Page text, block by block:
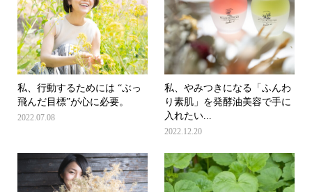
私、行動するためには “ぶっ
飛んだ目標”が心に必要。
2022.07.08
私、やみつきになる「ふんわ
り素肌」を発酵油美容で手に
入れたい...
2022.12.20